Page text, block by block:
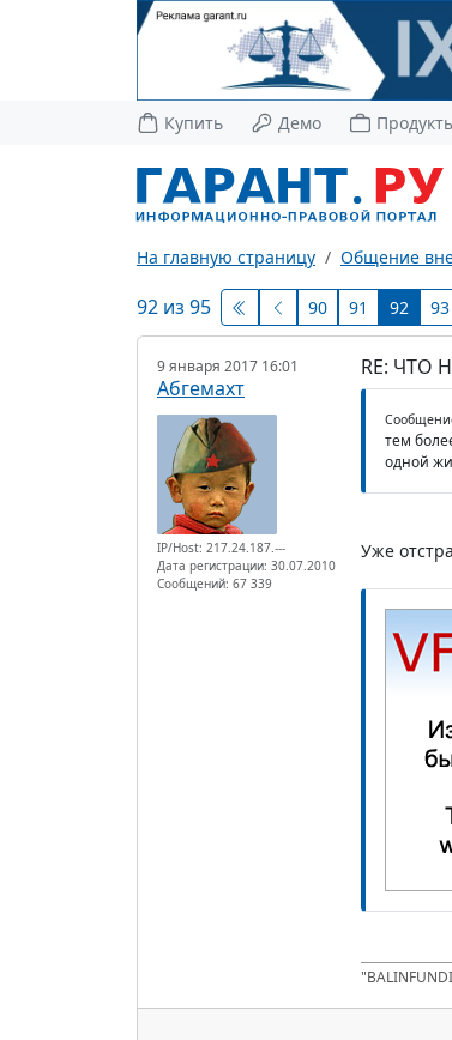
Купить Демо
На главную страницу Общение
92 из 95 90 91 92 93
9 января 2017 16:01
Абгемахт
IP/Host: 217.24.187.---
Дата регистрации: 30.07.2010
Сообщений: 67 339
RE: ЧТО
тем
одной
Уже